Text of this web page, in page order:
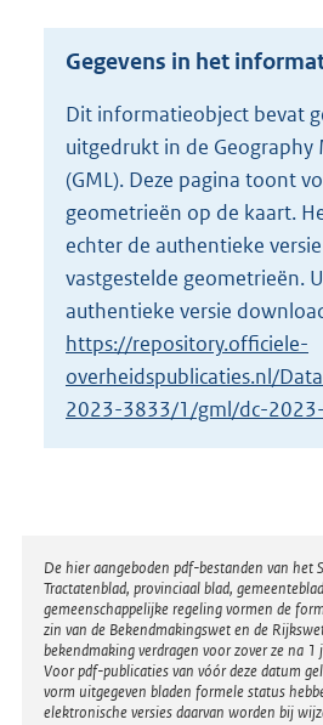
Gegevens in het
Dit informatieobject bevat
uitgedrukt in de Geography
(GML). Deze pagina toont
geometrieën op de kaart.
echter de authentieke
vastgestelde geometrieën.
authentieke versie
https://repository.officiele-
overheidspublicaties.nl/
2023-3833/1/gml/dc-
Disclaimer
De hier aangeboden pdf-bestanden van het
Tractatenblad, provinciaal blad,
gemeenschappelijke regeling vormen de
zin van de Bekendmakingswet en de
bekendmaking verdragen voor zover ze na
Voor pdf-publicaties van vóór deze datum
vorm uitgegeven bladen formele status
elektronische versies daarvan worden bij